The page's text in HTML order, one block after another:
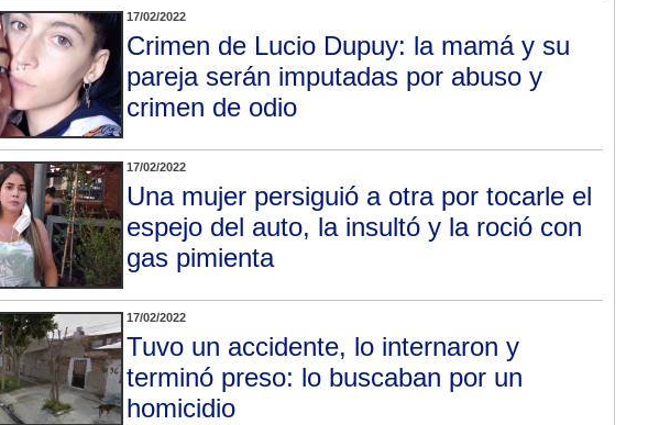
17/02/2022
Crimen de Lucio Dupuy: la mamá y su
pareja serán imputadas por abuso y
crimen de odio
17/02/2022
Una mujer persiguió a otra por tocarle el
espejo del auto, la insultó y la roció con
gas pimienta
17/02/2022
Tuvo un accidente, lo internaron y
terminó preso: lo buscaban por un
homicidio